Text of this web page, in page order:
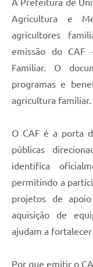
A Prefeitura de
Agricultura e
agricultores
emissão do CAF
Familiar. O
programas e
agricultura familiar.
O CAF é a porta
públicas
identifica
permitindo a
projetos de
aquisição de
ajudam a
Por que emitir o